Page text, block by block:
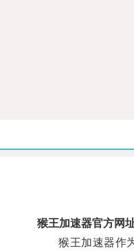
猴王加速器官方网
猴王加速器作为